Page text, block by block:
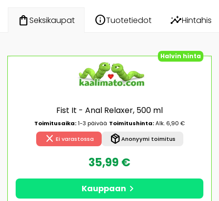
shopping_bagSeksikaupat infoTuotetiedot insights
Halvin hinta
Fist It - Anal Relaxer, 500 ml
Toimitusaika:1-3 päivää Toimitushinta:Alk. 6,90 €
close Ei varastossa package_2Anonyymi toimitus
35,99 €
Kauppaan chevron_right